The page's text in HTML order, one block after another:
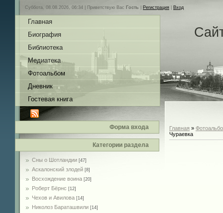
Суббота, 08.08.2026, 06:34 | Приветствую Вас Гость Регистрация Вход
Главная
Биография
Библиотека
Медиатека
Фотоальбом
Дневник
Гостевая книга
Форма входа
Категории раздела
Сны о Шотландии [47]
Аскалонский злодей [8]
Восхождение воина [20]
Роберт Бёрнс [12]
Чехов и Авилова [14]
Николоз Бараташвили [14]
Главная »
Чураевка